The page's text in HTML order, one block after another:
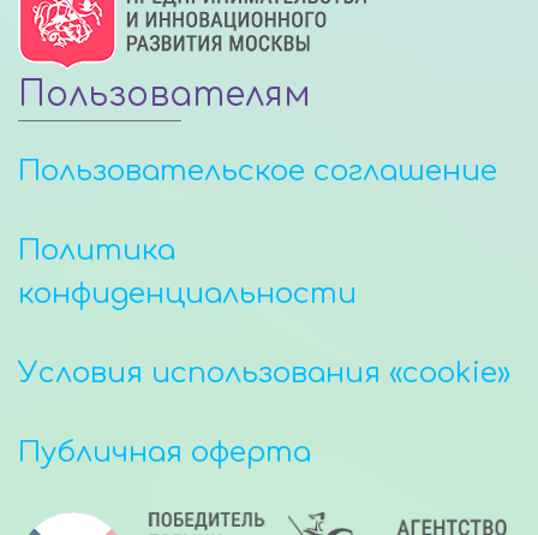
Пользователям
Пользовательское соглашение
Политика
конфиденциальности
Условия использования «cookie»
Публичная оферта